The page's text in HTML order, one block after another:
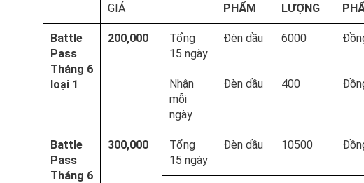
GIÁ
PHẨM
LƯỢNG
Battle
Pass
Tháng 6
loại 1
200,000
Tổng
15 ngày
Đèn dầu 6000
Nhận
mỗi
ngày
Đèn dầu 400
Battle
Pass
Tháng 6
300,000
Tổng
15 ngày
Đèn dầu 10500